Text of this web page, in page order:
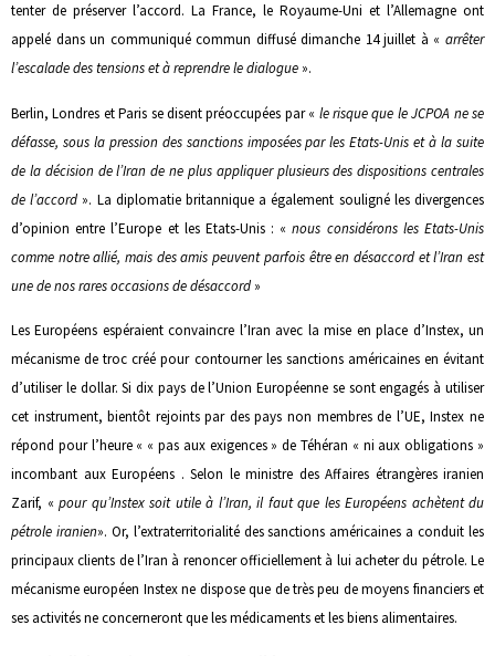
tenter de préserver l’accord. La France, le Royaume-Uni et l’Allemagne ont
appelé dans un communiqué commun diffusé dimanche 14 juillet à « arrêter
l’escalade des tensions et à reprendre le dialogue ».
Berlin, Londres et Paris se disent préoccupées par « le risque que le JCPOA ne se
défasse, sous la pression des sanctions imposées par les Etats-Unis et à la suite
de la décision de l’Iran de ne plus appliquer plusieurs des dispositions centrales
de l’accord ». La diplomatie britannique a également souligné les divergences
d’opinion entre l’Europe et les Etats-Unis : « nous considérons les Etats-Unis
comme notre allié, mais des amis peuvent parfois être en désaccord et l’Iran est
une de nos rares occasions de désaccord »
Les Européens espéraient convaincre l’Iran avec la mise en place d’Instex, un
mécanisme de troc créé pour contourner les sanctions américaines en évitant
d’utiliser le dollar. Si dix pays de l’Union Européenne se sont engagés à utiliser
cet instrument, bientôt rejoints par des pays non membres de l’UE, Instex ne
répond pour l’heure « « pas aux exigences » de Téhéran « ni aux obligations »
incombant aux Européens . Selon le ministre des Affaires étrangères iranien
Zarif, « pour qu’Instex soit utile à l’Iran, il faut que les Européens achètent du
pétrole iranien». Or, l’extraterritorialité des sanctions américaines a conduit les
principaux clients de l’Iran à renoncer officiellement à lui acheter du pétrole. Le
mécanisme européen Instex ne dispose que de très peu de moyens financiers et
ses activités ne concerneront que les médicaments et les biens alimentaires.